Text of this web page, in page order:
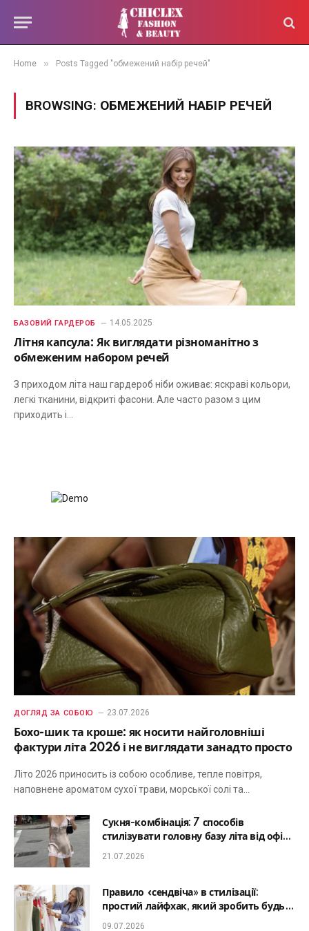
Home » Posts Tagged "обмежений набір речей"
BROWSING: ОБМЕЖЕНИЙ НАБІР РЕЧЕЙ
БАЗОВИЙ ГАРДЕРОБ 14.05.2025
Літня капсула: Як виглядати різноманітно з
обмеженим набором речей
З приходом літа наш гардероб ніби оживає: яскраві кольори,
легкі тканини, відкриті фасони. Але часто разом з цим
приходить і…
ДОГЛЯД ЗА СОБОЮ 23.07.2026
Бохо-шик та кроше: як носити найголовніші
фактури літа 2026 і не виглядати занадто просто
Літо 2026 приносить із собою особливе, тепле повітря,
наповнене ароматом сухої трави, морської солі та…
Сукня-комбінація: 7 способів
стилізувати головну базу літа від офісу
до романтичної вечері
21.07.2026
Правило «сендвіча» в стилізації:
простий лайфхак, який зробить будь-
який образ гармонійним
09.07.2026